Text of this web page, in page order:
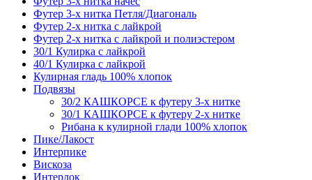
Футер 3-х нитка Петля/Диагональ
Футер 2-х нитка с лайкрой
Футер 2-х нитка с лайкрой и полиэстером
30/1 Кулирка с лайкрой
40/1 Кулирка с лайкрой
Кулирная гладь 100% хлопок
Подвязы
30/2 КАШКОРСЕ к футеру 3-х нитке
30/1 КАШКОРСЕ к футеру 2-х нитке
Рибана к кулирной глади 100% хлопок
Пике/Лакост
Интерпике
Вискоза
Интерлок